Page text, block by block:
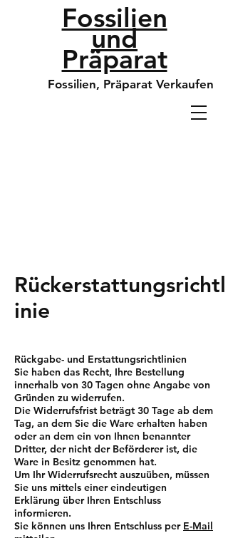
Fossilien
und
Präparat
Fossilien, Präparat Verkaufen
Rückerstattungsrichtl
inie
Rückgabe- und Erstattungsrichtlinien
Sie haben das Recht, Ihre Bestellung
innerhalb von 30 Tagen ohne Angabe von
Gründen zu widerrufen.
Die Widerrufsfrist beträgt 30 Tage ab dem
Tag, an dem Sie die Ware erhalten haben
oder an dem ein von Ihnen benannter
Dritter, der nicht der Beförderer ist, die
Ware in Besitz genommen hat.
Um Ihr Widerrufsrecht auszuüben, müssen
Sie uns mittels einer eindeutigen
Erklärung über Ihren Entschluss
informieren.
Sie können uns Ihren Entschluss per E-Mail